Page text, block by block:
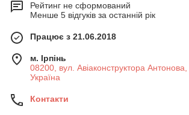
Рейтинг не сформований
Менше 5 відгуків за останній рік
Працює з 21.06.2018
м. Ірпінь
08200, вул. Авіаконструктора Антонова,
Україна
Контакти